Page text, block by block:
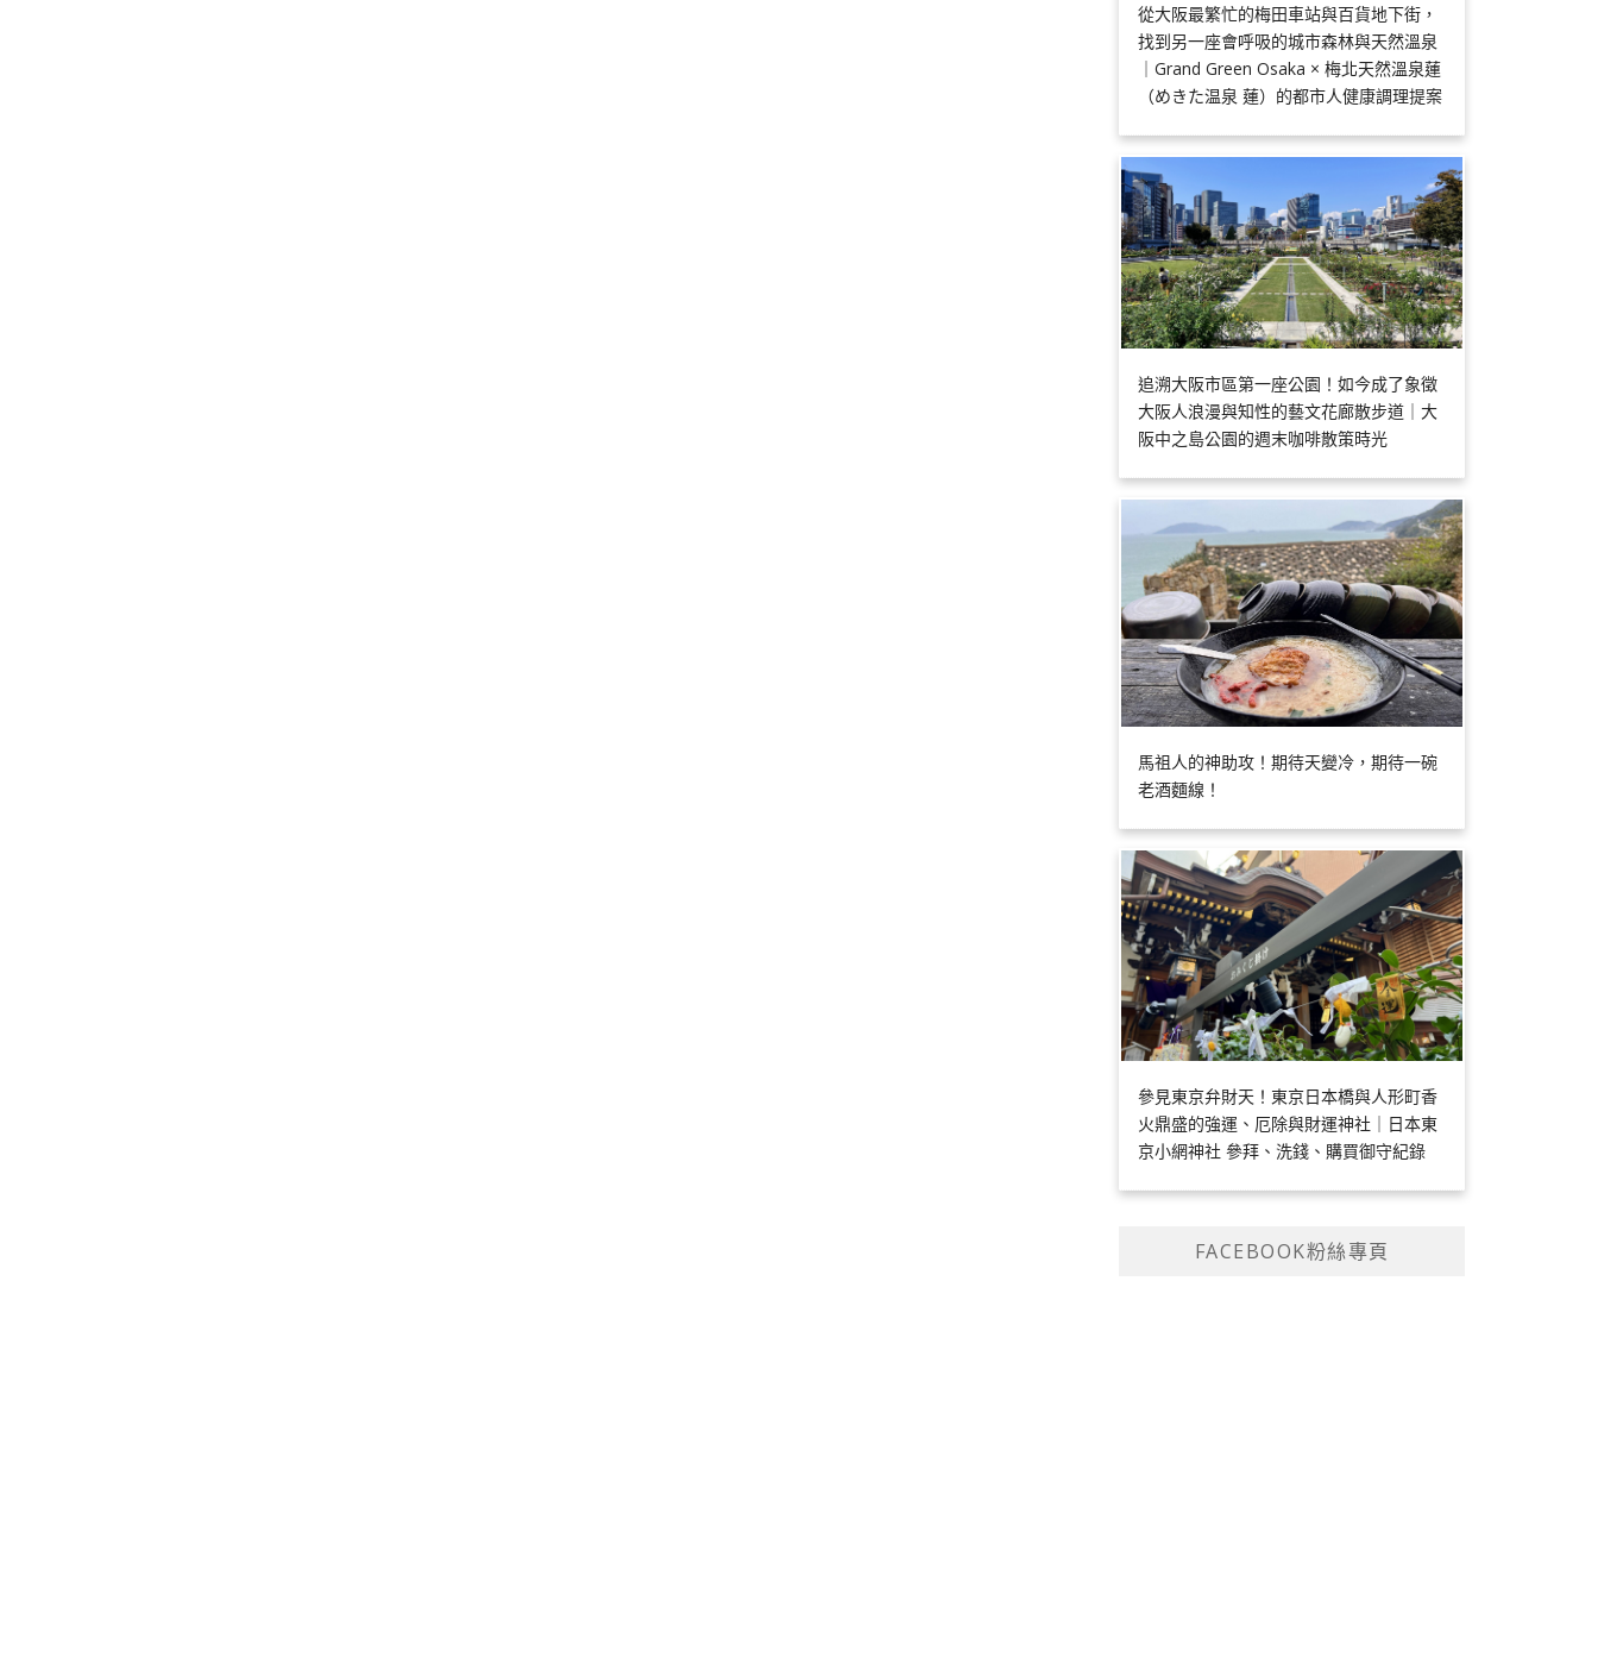
從大阪最繁忙的梅田車站與百貨地下街，
找到另一座會呼吸的城市森林與天然溫泉
｜Grand Green Osaka × 梅北天然溫泉蓮
（めきた温泉 蓮）的都市人健康調理提案
追溯大阪市區第一座公園！如今成了象徵
大阪人浪漫與知性的藝文花廊散步道｜大
阪中之島公園的週末咖啡散策時光
馬祖人的神助攻！期待天變冷，期待一碗
老酒麵線！
參見東京弁財天！東京日本橋與人形町香
火鼎盛的強運、厄除與財運神社｜日本東
京小網神社 參拜、洗錢、購買御守紀錄
FACEBOOK粉絲專頁